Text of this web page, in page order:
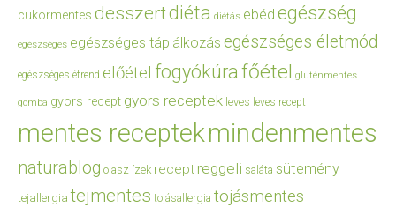
cukormentes desszertdiéta diétás ebéd egészség
egészséges egészséges táplálkozás egészséges életmód
egészséges étrend előétel fogyókúrafőétel gluténmentes
gomba gyors recept gyors receptek leves leves recept
mentes receptekmindenmentes
naturablog olasz ízek recept reggeli saláta sütemény
tejallergia tejmentes tojásallergia tojásmentes